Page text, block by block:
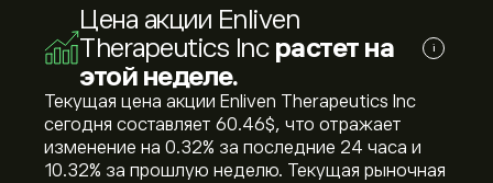
Цена акции Enliven
Therapeutics Inc растет на
этой неделе.
i
Текущая цена акции Enliven Therapeutics Inc
сегодня составляет 60.46‎$‎, что отражает
изменение на ‎0.32‎% за последние 24 часа и
‎10.32‎% за прошлую неделю. Текущая рыночная